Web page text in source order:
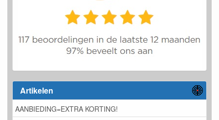
Artikelen
AANBIEDING=EXTRA KORTING!